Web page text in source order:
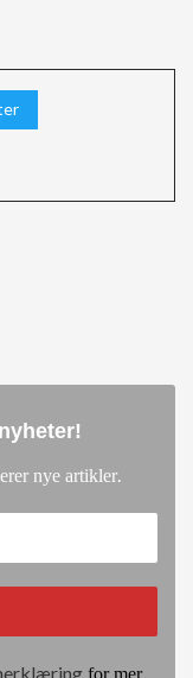
!
nye artikler.
for mer